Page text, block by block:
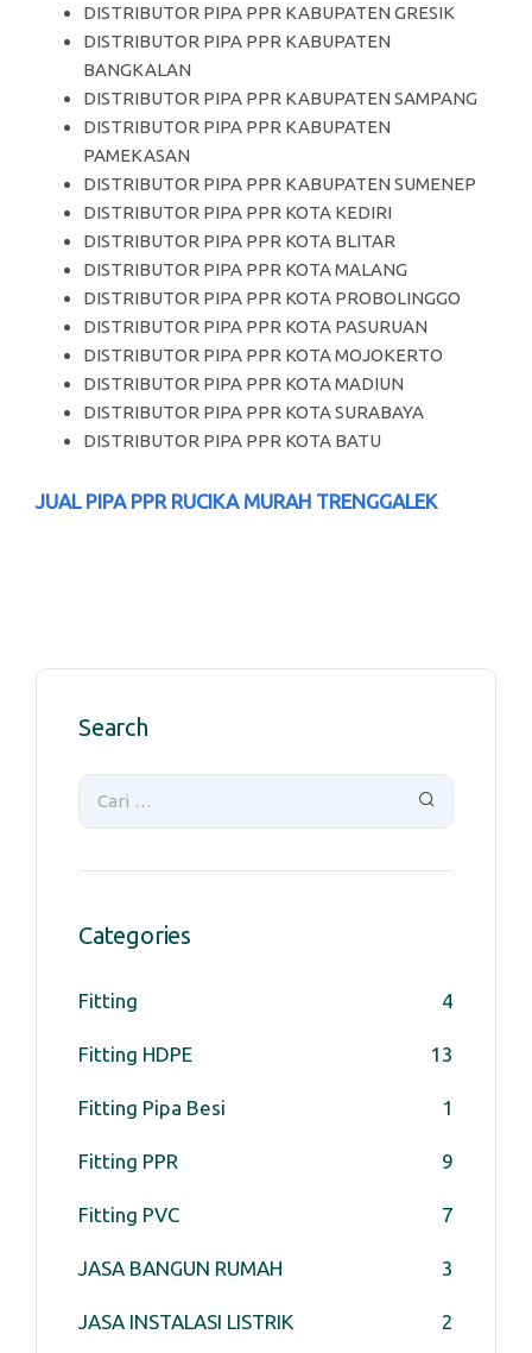
DISTRIBUTOR PIPA PPR KABUPATEN GRESIK
DISTRIBUTOR PIPA PPR KABUPATEN
BANGKALAN
DISTRIBUTOR PIPA PPR KABUPATEN SAMPANG
DISTRIBUTOR PIPA PPR KABUPATEN
PAMEKASAN
DISTRIBUTOR PIPA PPR KABUPATEN SUMENEP
DISTRIBUTOR PIPA PPR KOTA KEDIRI
DISTRIBUTOR PIPA PPR KOTA BLITAR
DISTRIBUTOR PIPA PPR KOTA MALANG
DISTRIBUTOR PIPA PPR KOTA PROBOLINGGO
DISTRIBUTOR PIPA PPR KOTA PASURUAN
DISTRIBUTOR PIPA PPR KOTA MOJOKERTO
DISTRIBUTOR PIPA PPR KOTA MADIUN
DISTRIBUTOR PIPA PPR KOTA SURABAYA
DISTRIBUTOR PIPA PPR KOTA BATU
JUAL PIPA PPR RUCIKA MURAH TRENGGALEK
Search
Categories
Fitting 4
Fitting HDPE 13
Fitting Pipa Besi 1
Fitting PPR 9
Fitting PVC 7
JASA BANGUN RUMAH 3
JASA INSTALASI LISTRIK 2